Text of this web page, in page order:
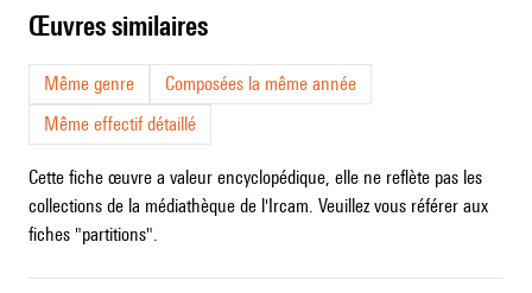
œuvres similaires
Même genre
Composées la même année
Même effectif détaillé
Cette fiche œuvre a valeur encyclopédique, elle ne reflète pas les
collections de la médiathèque de l'Ircam. Veuillez vous référer aux
fiches "partitions".